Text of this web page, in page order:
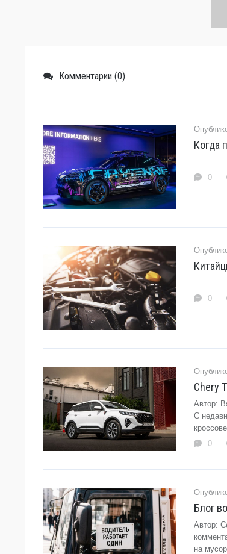
Комментарии (0)
Когда
0
0
Chery
Автор:
С
0
Блог
Автор:
на